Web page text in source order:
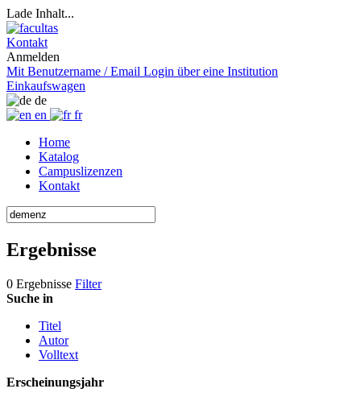
Lade Inhalt...
Kontakt
Anmelden
Mit Benutzername / Email Login über eine Institution
Einkaufswagen
de
en
fr
Home
Katalog
Campuslizenzen
Kontakt
Ergebnisse
0 Ergebnisse Filter
Suche in
Titel
Autor
Volltext
Erscheinungsjahr